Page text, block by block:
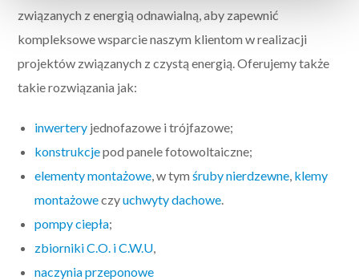
związanych z energią odnawialną, aby zapewnić
kompleksowe wsparcie naszym klientom w realizacji
projektów związanych z czystą energią. Oferujemy także
takie rozwiązania jak:
inwertery jednofazowe i trójfazowe;
konstrukcjepod panele fotowoltaiczne;
elementy montażowe, w tym śruby nierdzewne, klemy
montażoweczyuchwyty dachowe.
pompy ciepła;
zbiorniki C.O. i C.W.U,
naczynia przeponowe